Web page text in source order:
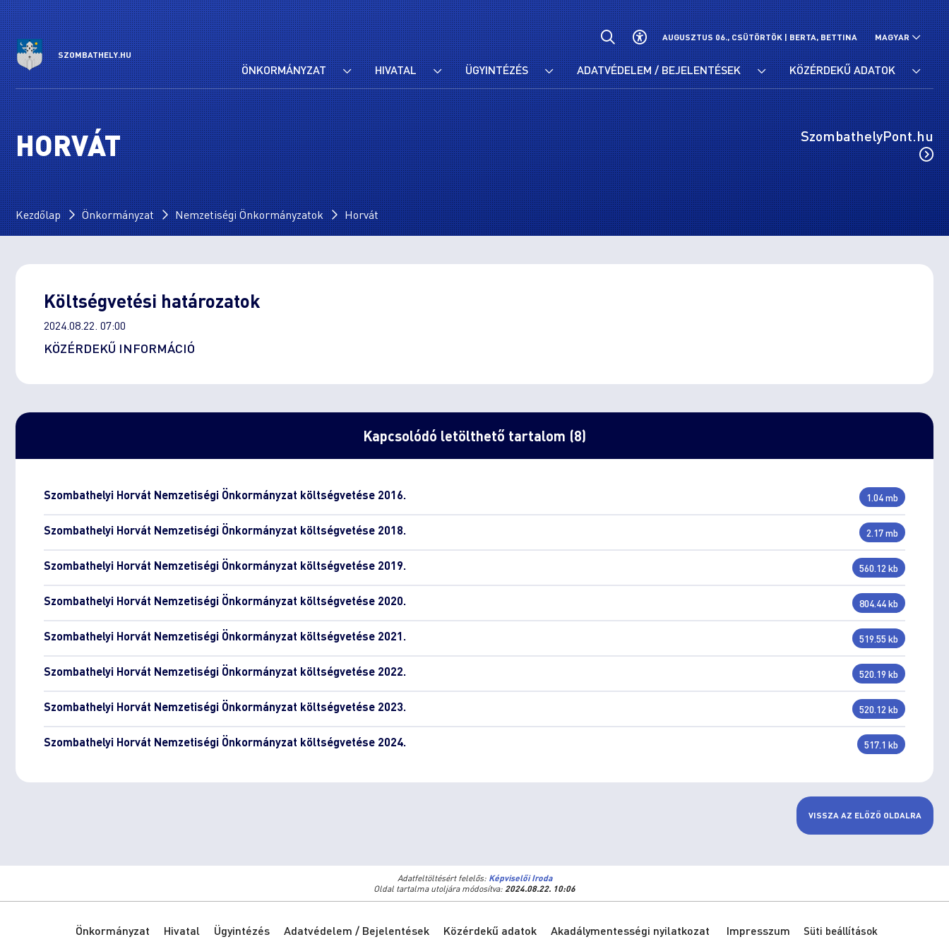
SZOMBATHELY.HU
AUGUSZTUS 06., CSÜTÖRTÖK |BERTA, BETTINA MAGYAR
ÖNKORMÁNYZAT HIVATAL ÜGYINTÉZÉS ADATVÉDELEM / BEJELENTÉSEK KÖZÉRDEKŰ ADATOK
HORVÁT SzombathelyPont.hu
Kezdőlap Önkormányzat Nemzetiségi Önkormányzatok Horvát
Költségvetési határozatok
2024.08.22. 07:00
KÖZÉRDEKŰ INFORMÁCIÓ
Kapcsolódó letölthető tartalom (8)
Szombathelyi Horvát Nemzetiségi Önkormányzat költségvetése 2016. 1.04 mb
Szombathelyi Horvát Nemzetiségi Önkormányzat költségvetése 2018. 2.17 mb
Szombathelyi Horvát Nemzetiségi Önkormányzat költségvetése 2019. 560.12 kb
Szombathelyi Horvát Nemzetiségi Önkormányzat költségvetése 2020. 804.44 kb
Szombathelyi Horvát Nemzetiségi Önkormányzat költségvetése 2021. 519.55 kb
Szombathelyi Horvát Nemzetiségi Önkormányzat költségvetése 2022. 520.19 kb
Szombathelyi Horvát Nemzetiségi Önkormányzat költségvetése 2023. 520.12 kb
Szombathelyi Horvát Nemzetiségi Önkormányzat költségvetése 2024. 517.1 kb
VISSZA AZ ELŐZŐ OLDALRA
Adatfeltöltésért felelős: Képviselői Iroda
Oldal tartalma utoljára módosítva: 2024.08.22. 10:06
Önkormányzat Hivatal Ügyintézés Adatvédelem / Bejelentések Közérdekű adatok Akadálymentességi nyilatkozat Impresszum Süti beállítások